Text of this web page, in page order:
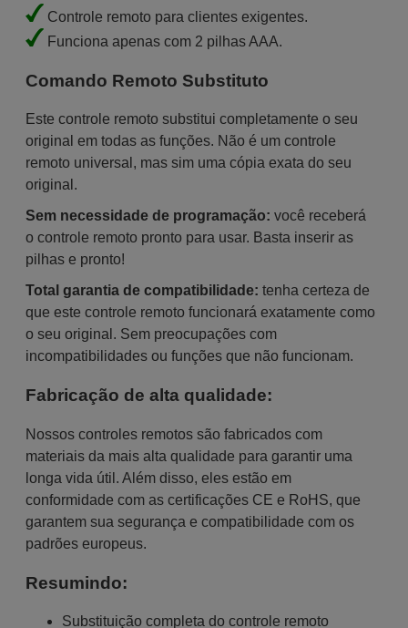
Controle remoto para clientes exigentes.
Funciona apenas com 2 pilhas AAA.
Comando Remoto Substituto
Este controle remoto substitui completamente o seu
original em todas as funções. Não é um controle
remoto universal, mas sim uma cópia exata do seu
original.
Sem necessidade de programação: você receberá
o controle remoto pronto para usar. Basta inserir as
pilhas e pronto!
Total garantia de compatibilidade: tenha certeza de
que este controle remoto funcionará exatamente como
o seu original. Sem preocupações com
incompatibilidades ou funções que não funcionam.
Fabricação de alta qualidade:
Nossos controles remotos são fabricados com
materiais da mais alta qualidade para garantir uma
longa vida útil. Além disso, eles estão em
conformidade com as certificações CE e RoHS, que
garantem sua segurança e compatibilidade com os
padrões europeus.
Resumindo:
Substituição completa do controle remoto